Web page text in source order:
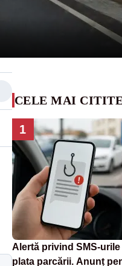
CELE MAI
1
Alertă privind SMS-
plata parcării. Anunț